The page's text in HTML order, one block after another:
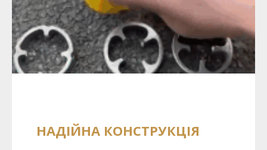
НАДІЙНА КОНСТРУКЦІЯ